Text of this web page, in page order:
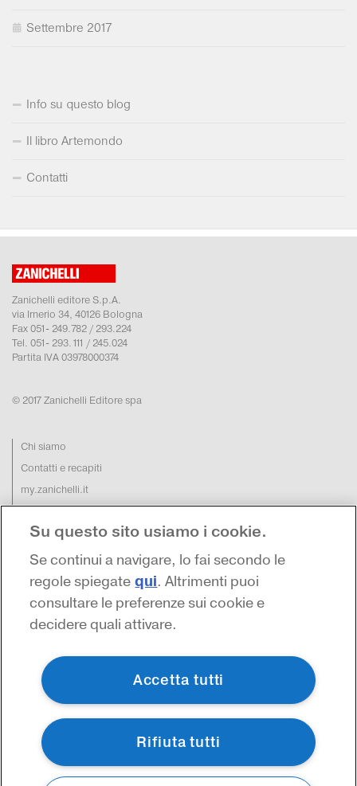
Settembre 2017
Info su questo blog
Il libro Artemondo
Contatti
Zanichelli editore S.p.A.
via Irnerio 34, 40126 Bologna
Fax 051- 249.782 / 293.224
Tel. 051- 293.111 / 245.024
Partita IVA 03978000374
© 2017 Zanichelli Editore spa
Chi siamo
Contatti e recapiti
my.zanichelli.it
Filiali e agenzie
Acquisti: informazioni precontrattuali
Area stampa
Su questo sito usiamo i cookie.
Se continui a navigare, lo fai secondo le
regole spiegate qui. Altrimenti puoi
consultare le preferenze sui cookie e
decidere quali attivare.
Accetta tutti
Rifiuta tutti